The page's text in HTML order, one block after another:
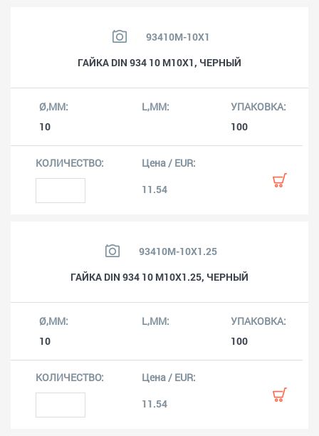
93410M-10X1
ГАЙКА DIN 934 10 M10X1, ЧЕРНЫЙ
10 100
11.54
93410M-10X1.25
ГАЙКА DIN 934 10 M10X1.25, ЧЕРНЫЙ
10 100
11.54